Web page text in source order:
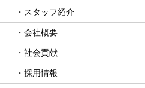
・スタッフ紹介
・会社概要
・社会貢献
・採用情報